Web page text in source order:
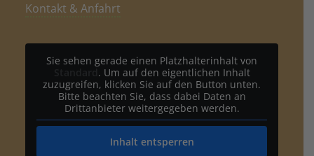
Kontakt & Anfahrt
Sie sehen gerade einen Platzhalterinhalt von
. Um auf den eigentlichen Inhalt
zuzugreifen, klicken Sie auf den Button unten.
Bitte beachten Sie, dass dabei Daten an
Drittanbieter weitergegeben werden.
Inhalt entsperren